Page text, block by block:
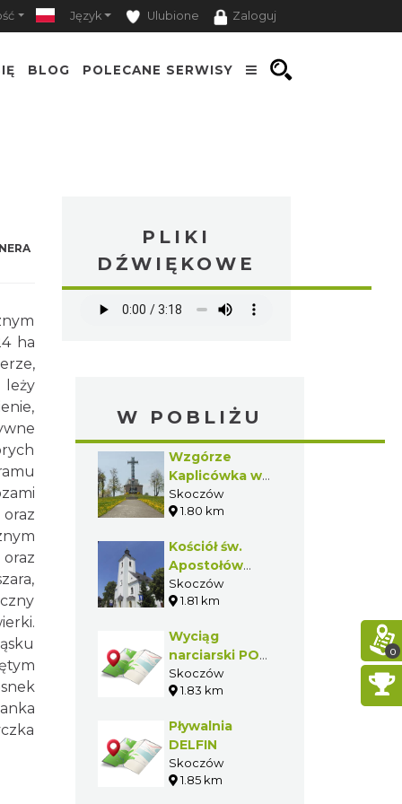
Język Ulubione Zaloguj
BLOG POLECANE SERWISY
ha
leży
PLIKI
DŹWIĘKOWE
W POBLIŻU
Wzgórze
Kaplicówka w
Skoczowie
Skoczów
1.80 km
Kościół św.
Apostołów
Piotra i Pawła w
Skoczowie
Skoczów
1.81 km
Wyciąg
narciarski POD
DĘBEM
Skoczów
1.83 km
Pływalnia
DELFIN
Skoczów
1.85 km
0